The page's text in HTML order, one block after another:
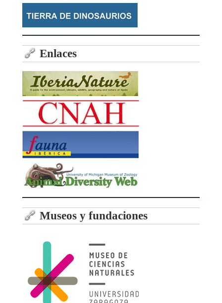
Enlaces
Museos y fundaciones